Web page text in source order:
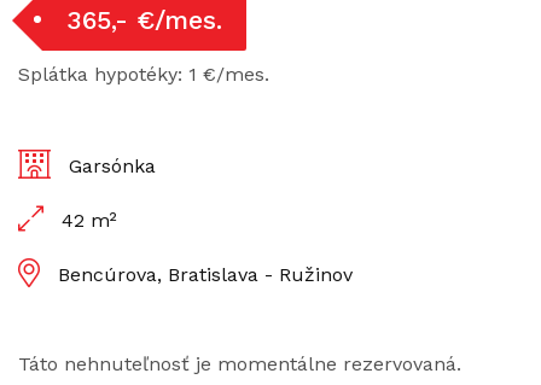
365,- €/mes.
Splátka hypotéky: 1 €/mes.
Garsónka
42 m²
Bencúrova, Bratislava - Ružinov
Táto nehnuteľnosť je momentálne rezervovaná.